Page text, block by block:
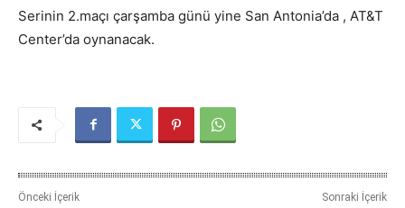
Serinin 2.maçı çarşamba günü yine San Antonia’da , AT&T
Center’da oynanacak.
Önceki İçerik
Sonraki İçerik